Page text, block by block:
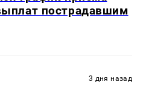
пострадавшим
3 дня назад